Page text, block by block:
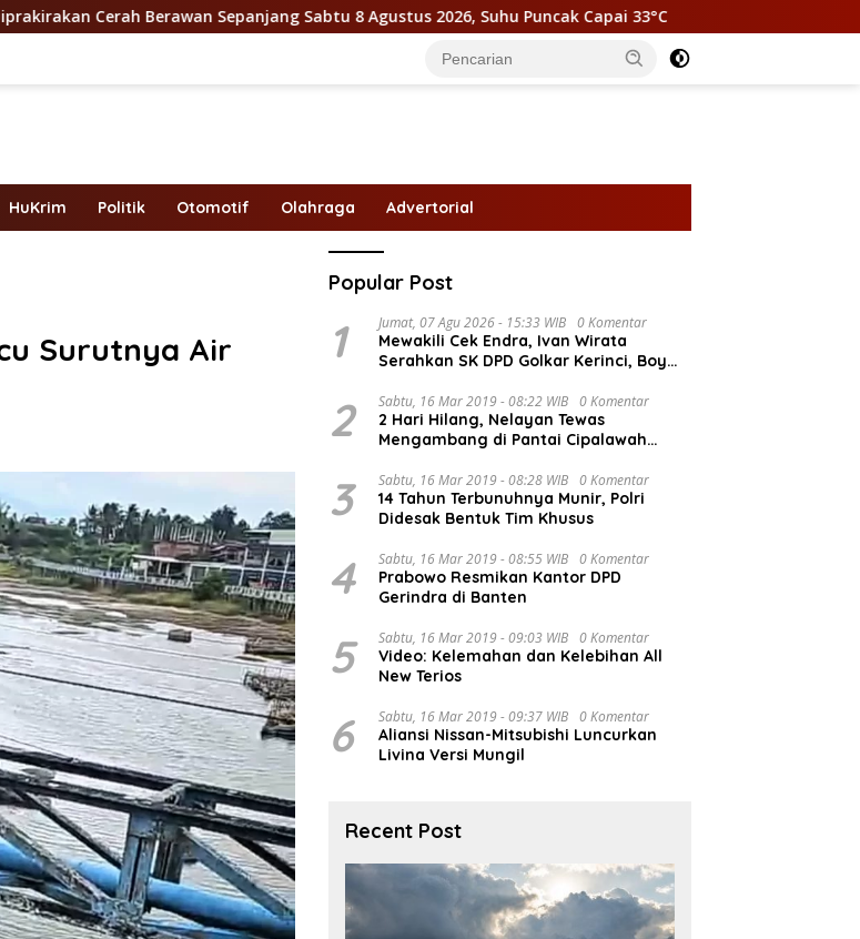
Sepanjang Sabtu 8 Agustus 2026, Suhu Puncak Capai 33°C Membangun Ekonomi Sirkular Desa
HuKrim Politik Otomotif Olahraga Advertorial
Surutnya Air
Popular Post
1 Jumat, 07 Agu 2026 - 15:33 WIB 0 Komentar
Mewakili Cek Endra, Ivan Wirata
Serahkan SK DPD Golkar Kerinci, Boy
Amanah
2 Sabtu, 16 Mar 2019 - 08:22 WIB 0 Komentar
2 Hari Hilang, Nelayan Tewas
Mengambang di Pantai Cipalawah
3 Sabtu, 16 Mar 2019 - 08:28 WIB 0 Komentar
14 Tahun Terbunuhnya Munir, Polri
Didesak Bentuk Tim Khusus
4 Sabtu, 16 Mar 2019 - 08:55 WIB 0 Komentar
Prabowo Resmikan Kantor DPD
Gerindra di Banten
5 Sabtu, 16 Mar 2019 - 09:03 WIB 0 Komentar
Video: Kelemahan dan Kelebihan All
New Terios
6 Sabtu, 16 Mar 2019 - 09:37 WIB 0 Komentar
Aliansi Nissan-Mitsubishi Luncurkan
Livina Versi Mungil
Recent Post